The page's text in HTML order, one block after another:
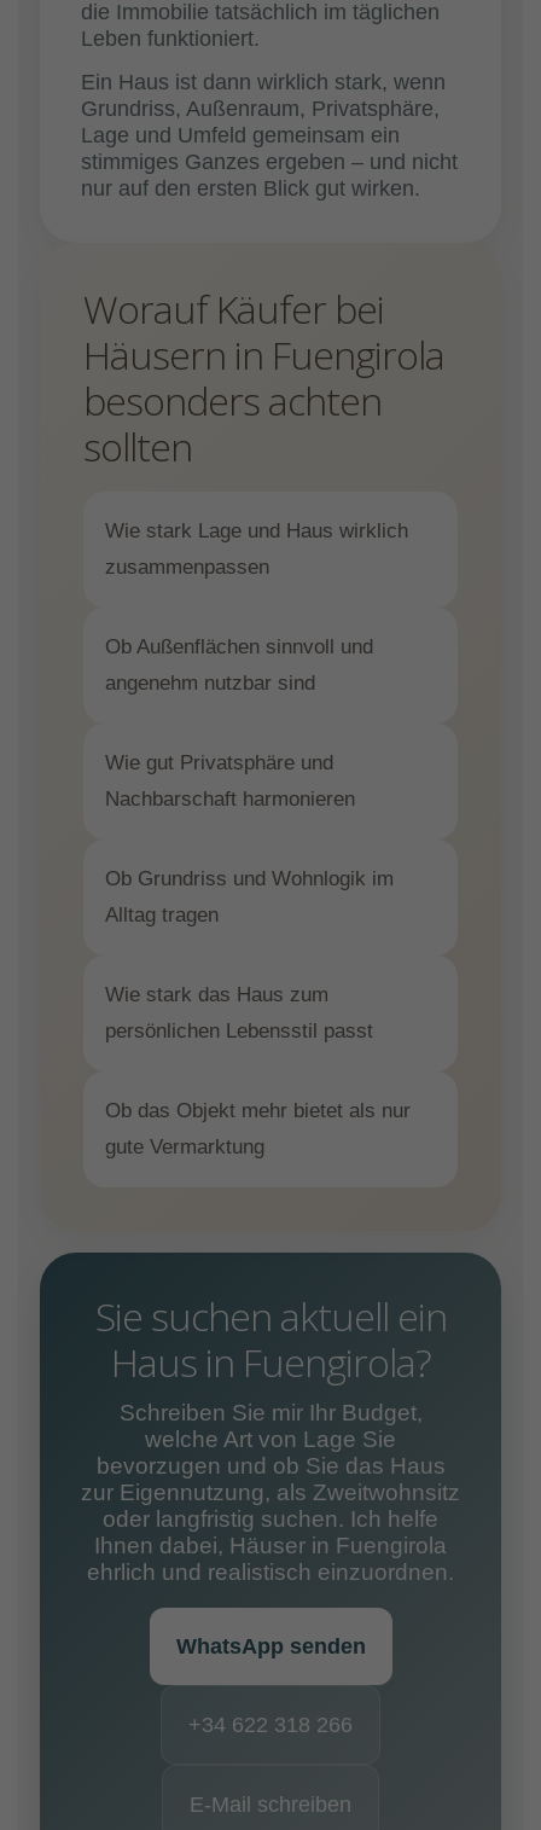
die Immobilie tatsächlich im täglichen
Leben funktioniert.
Ein Haus ist dann wirklich stark, wenn
Grundriss, Außenraum, Privatsphäre,
Lage und Umfeld gemeinsam ein
stimmiges Ganzes ergeben – und nicht
nur auf den ersten Blick gut wirken.
Worauf Käufer bei
Häusern in Fuengirola
besonders achten
sollten
Wie stark Lage und Haus wirklich
zusammenpassen
Ob Außenflächen sinnvoll und
angenehm nutzbar sind
Wie gut Privatsphäre und
Nachbarschaft harmonieren
Ob Grundriss und Wohnlogik im
Alltag tragen
Wie stark das Haus zum
persönlichen Lebensstil passt
Ob das Objekt mehr bietet als nur
gute Vermarktung
Sie suchen aktuell ein
Haus in Fuengirola?
Schreiben Sie mir Ihr Budget,
welche Art von Lage Sie
bevorzugen und ob Sie das Haus
zur Eigennutzung, als Zweitwohnsitz
oder langfristig suchen. Ich helfe
Ihnen dabei, Häuser in Fuengirola
ehrlich und realistisch einzuordnen.
WhatsApp senden
+34 622 318 266
E-Mail schreiben